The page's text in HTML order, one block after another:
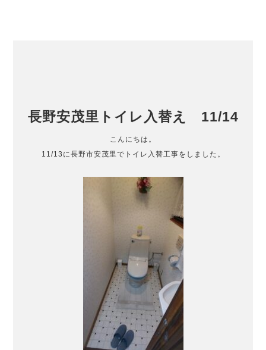
長野安茂里トイレ入替え 11/14
こんにちは。
11/13に長野市安茂里でトイレ入替工事をしました。